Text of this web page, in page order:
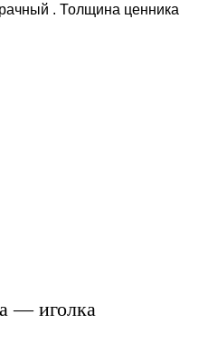
. Толщина ценника
— иголка